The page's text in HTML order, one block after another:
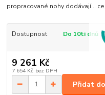
propracované nohy dodávají...
Dostupnost Do 10ti dnů
9 261 Kč
7 654 Kč bez DPH
Přidat